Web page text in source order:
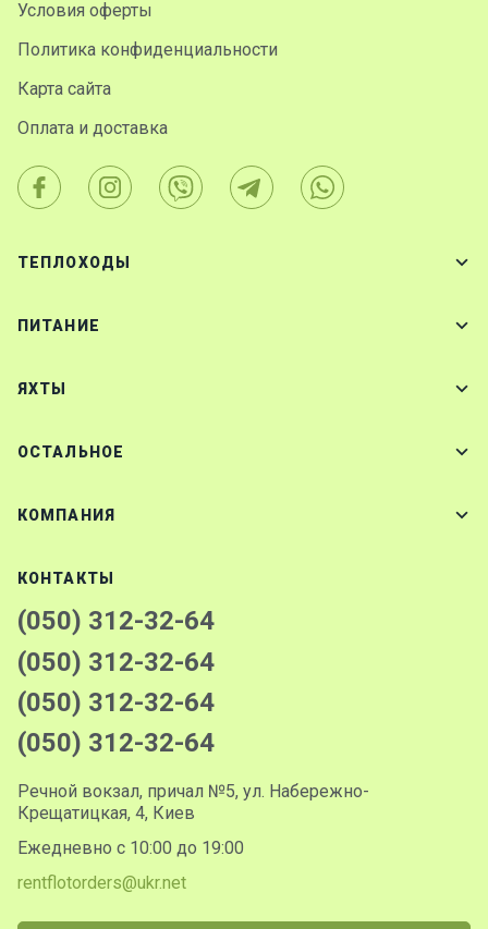
Условия оферты
Политика конфиденциальности
Карта сайта
Оплата и доставка
ТЕПЛОХОДЫ
ПИТАНИЕ
ЯХТЫ
ОСТАЛЬНОЕ
КОМПАНИЯ
КОНТАКТЫ
(050) 312-32-64
(050) 312-32-64
(050) 312-32-64
(050) 312-32-64
Речной вокзал, причал №5, ул. Набережно-
Крещатицкая, 4, Киев
Ежедневно с 10:00 до 19:00
rentflotorders@ukr.net